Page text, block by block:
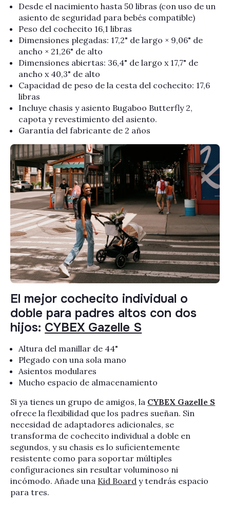
Desde el nacimiento hasta 50 libras (con uso de un
asiento de seguridad para bebés compatible)
Peso del cochecito 16,1 libras
Dimensiones plegadas: 17,2" de largo × 9,06" de
ancho × 21,26" de alto
Dimensiones abiertas: 36,4" de largo x 17,7" de
ancho x 40,3" de alto
Capacidad de peso de la cesta del cochecito: 17,6
libras
Incluye chasis y asiento Bugaboo Butterfly 2,
capota y revestimiento del asiento.
Garantía del fabricante de 2 años
El mejor cochecito individual o
doble para padres altos con dos
hijos: CYBEX Gazelle S
Altura del manillar de 44"
Plegado con una sola mano
Asientos modulares
Mucho espacio de almacenamiento
Si ya tienes un grupo de amigos, la CYBEX Gazelle S
ofrece la flexibilidad que los padres sueñan. Sin
necesidad de adaptadores adicionales, se
transforma de cochecito individual a doble en
segundos, y su chasis es lo suficientemente
resistente como para soportar múltiples
configuraciones sin resultar voluminoso ni
incómodo. Añade una Kid Board y tendrás espacio
para tres.